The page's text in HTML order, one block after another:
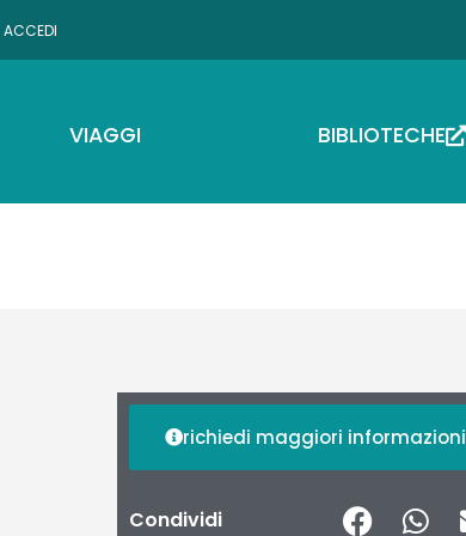
ACCEDI
VIAGGI BIBLIOTECHE
richiedi maggiori informazioni
Condividi